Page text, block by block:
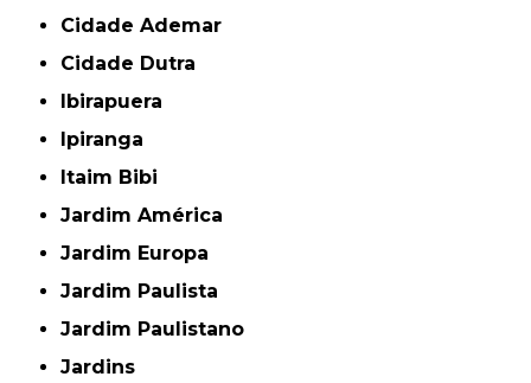
Cidade Ademar
Cidade Dutra
Ibirapuera
Ipiranga
Itaim Bibi
Jardim América
Jardim Europa
Jardim Paulista
Jardim Paulistano
Jardins